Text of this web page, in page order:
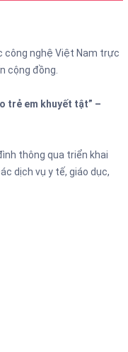
công nghệ Việt Nam trực
cộng đồng.
trẻ em khuyết tật” –
thông qua triển khai
dịch vụ y tế, giáo dục,